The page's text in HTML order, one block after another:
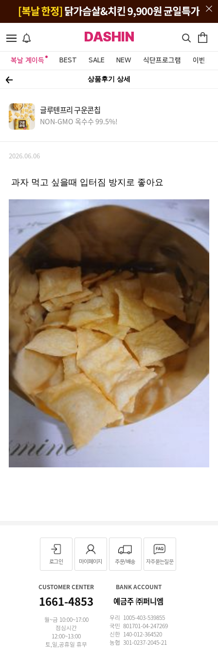
DASHIN
복날 계이득 BEST SALE NEW 식단프로그램 이벤트&
상품후기 상세
글루텐프리 구운콘칩
NON-GMO 옥수수 99.5%!
2026.06.06
과자 먹고 싶을때 입터짐 방지로 좋아요
로그인 마이페이지 주문/배송 자주묻는질문
CUSTOMER CENTER
1661-4853
월~금 10:00~17:00
점심시간
12:00~13:00
토,일,공휴일 휴무
BANK ACCOUNT
예금주 ㈜퍼니엠
우리 1005-403-539855
국민 801701-04-247269
신한 140-012-364520
농협 301-0237-2045-21